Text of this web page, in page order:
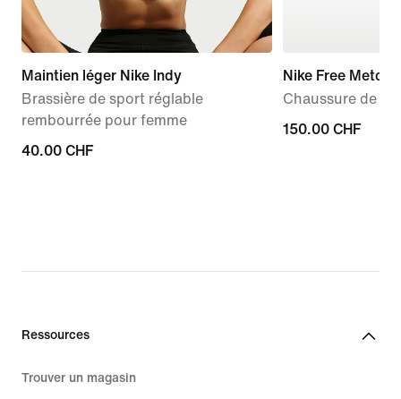
Maintien léger Nike Indy
Brassière de sport réglable
rembourrée pour femme
40.00 CHF
40.00 CHF
Nike Free
Chaussure de
150.00 CHF
150.00 CHF
Ressources
Trouver un magasin